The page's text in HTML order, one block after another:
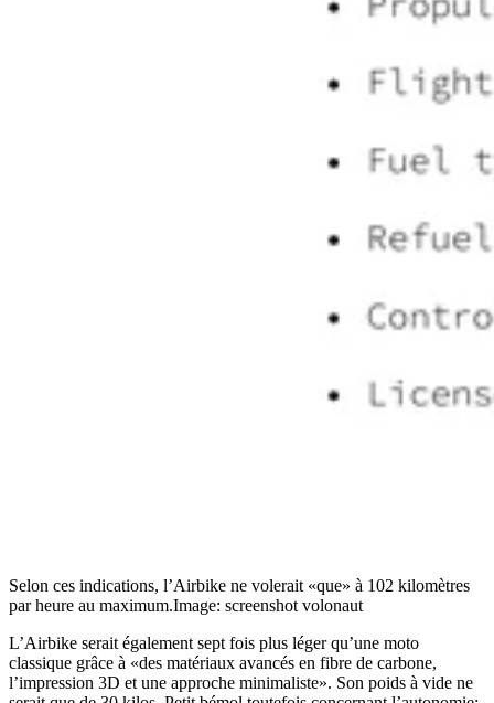
Selon ces indications, l’Airbike ne volerait «que» à 102 kilomètres
par heure au maximum.Image: screenshot volonaut
L’Airbike serait également sept fois plus léger qu’une moto
classique grâce à «des matériaux avancés en fibre de carbone,
l’impression 3D et une approche minimaliste». Son poids à vide ne